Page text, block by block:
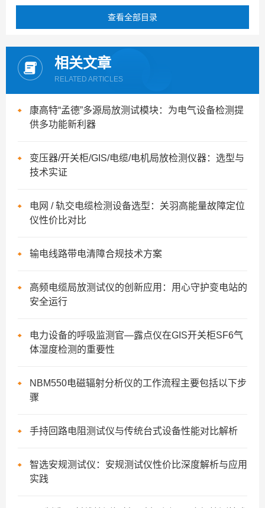
查看全部目录
相关文章
RELATED ARTICLES
康高特“孟德”多源局放测试模块：为电气设备检测提
供多功能新利器
变压器/开关柜/GIS/电缆/电机局放检测仪器：选型与
技术实证
电网 / 轨交电缆检测设备选型：关羽高能量故障定位
仪性价比对比
输电线路带电清障合规技术方案
高频电缆局放测试仪的创新应用：用心守护变电站的
安全运行
电力设备的呼吸监测官—露点仪在GIS开关柜SF6气
体湿度检测的重要性
NBM550电磁辐射分析仪的工作流程主要包括以下步
骤
手持回路电阻测试仪与传统台式设备性能对比解析
智选安规测试仪：安规测试仪性价比深度解析与应用
实践